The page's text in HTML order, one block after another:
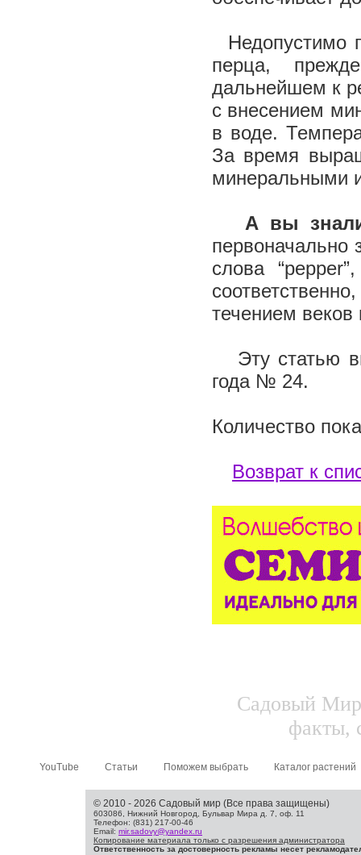
Недопустимо
перца,
дальнейшем к
с внесением
в воде.
За время
минеральными
А вы
первоначально
слова
течением
Эту статью
года № 24.
Количество
Возврат к
Садовый
факты,
YouTube Статьи Поможем выбрать Каталог растений
© 2010 - 2026 Садовый мир (Все права защищены)
603086, Нижний Новгород, Бульвар Мира д. 7, оф. 11
Телефон: (831) 217-00-46
Email: mir.sadovy@yandex.ru
Копирование материала только с разрешения администратора
Ответственность за достоверность рекламы несет